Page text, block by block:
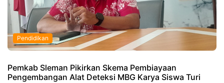
Pendidikan
Pemkab Sleman Pikirkan Skema Pembiayaan
Pengembangan Alat Deteksi MBG Karya Siswa Turi